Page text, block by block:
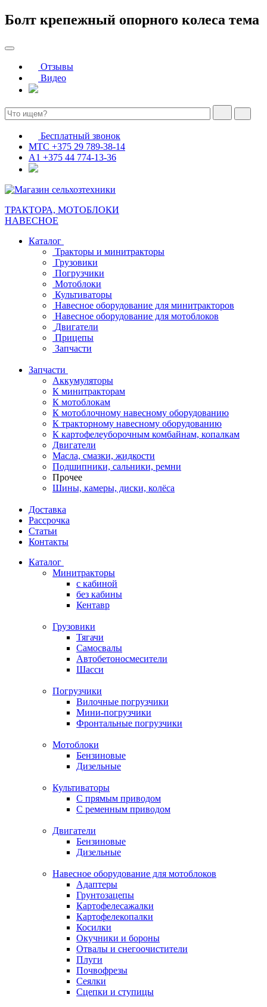
Болт крепежный опорного колеса тема
Отзывы
Видео
Бесплатный звонок
МТС +375 29 789-38-14
А1 +375 44 774-13-36
ТРАКТОРА, МОТОБЛОКИ
НАВЕСНОЕ
Каталог
Тракторы и минитракторы
Грузовики
Погрузчики
Мотоблоки
Культиваторы
Навесное оборудование для минитракторов
Навесное оборудование для мотоблоков
Двигатели
Прицепы
Запчасти
Запчасти
Аккумуляторы
К минитракторам
К мотоблокам
К мотоблочному навесному оборудованию
К тракторному навесному оборудованию
К картофелеуборочным комбайнам, копалкам
Двигатели
Масла, смазки, жидкости
Подшипники, сальники, ремни
Прочее
Шины, камеры, диски, колёса
Доставка
Рассрочка
Статьи
Контакты
Каталог
Минитракторы
c кабиной
без кабины
Кентавр
Грузовики
Тягачи
Самосвалы
Автобетоносмесители
Шасси
Погрузчики
Вилочные погрузчики
Мини-погрузчики
Фронтальные погрузчики
Мотоблоки
Бензиновые
Дизельные
Культиваторы
С прямым приводом
С ременным приводом
Двигатели
Бензиновые
Дизельные
Навесное оборудование для мотоблоков
Адаптеры
Грунтозацепы
Картофелесажалки
Картофелекопалки
Косилки
Окучники и бороны
Отвалы и снегоочистители
Плуги
Почвофрезы
Сеялки
Сцепки и ступицы